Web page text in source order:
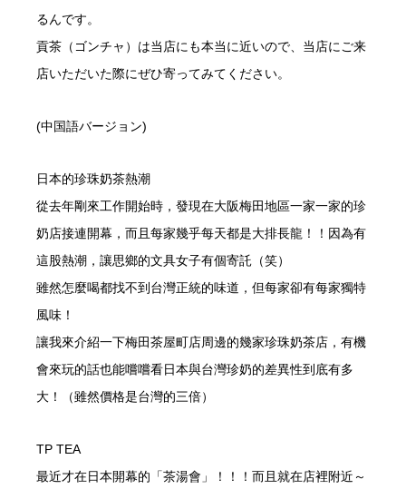
るんです。
貢茶（ゴンチャ）は当店にも本当に近いので、当店にご来
店いただいた際にぜひ寄ってみてください。
(中国語バージョン)
日本的珍珠奶茶熱潮
從去年剛來工作開始時，發現在大阪梅田地區一家一家的珍
奶店接連開幕，而且每家幾乎每天都是大排長龍！！因為有
這股熱潮，讓思鄉的文具女子有個寄託（笑）
雖然怎麼喝都找不到台灣正統的味道，但每家卻有每家獨特
風味！
讓我來介紹一下梅田茶屋町店周邊的幾家珍珠奶茶店，有機
會來玩的話也能嚐嚐看日本與台灣珍奶的差異性到底有多
大！（雖然價格是台灣的三倍）
TP TEA
最近才在日本開幕的「茶湯會」！！！而且就在店裡附近～